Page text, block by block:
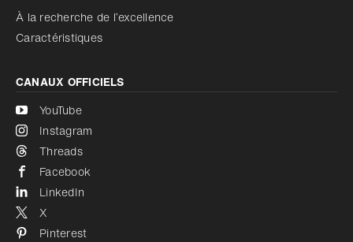
À la recherche de l’excellence
Caractéristiques
CANAUX OFFICIELS
YouTube
Instagram
Threads
Facebook
LinkedIn
X
Pinterest